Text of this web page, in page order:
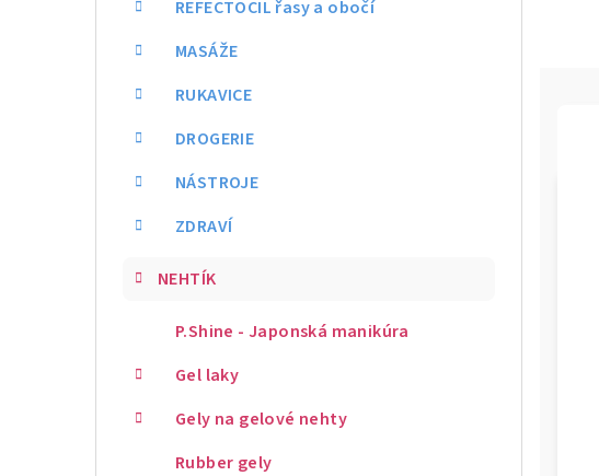
REFECTOCIL řasy a obočí
MASÁŽE
RUKAVICE
DROGERIE
NÁSTROJE
ZDRAVÍ
NEHTÍK
P.Shine - Japonská manikúra
Gel laky
Gely na gelové nehty
Rubber gely